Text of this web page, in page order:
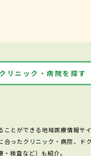
クリニック・病院を探す
とができる地域医療情報サイ
ったクリニック・病院、ド
検査など）も紹介。